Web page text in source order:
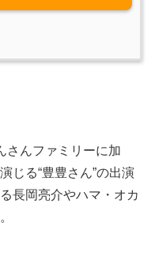
さんファミリーに加
じる“豊豊さん”の出演
長岡亮介やハマ・オカ